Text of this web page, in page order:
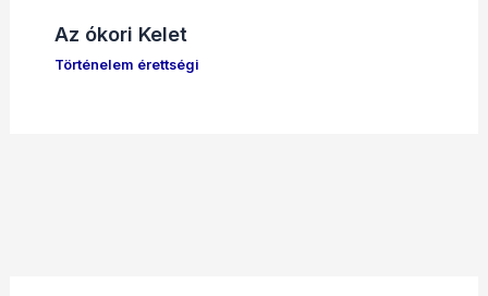
Az ókori Kelet
Történelem érettségi